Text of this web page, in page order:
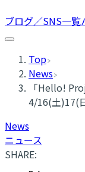
ブログ／SNS一覧
Top
News
「Hello!
4/16(土)17(
News
ニュース
SHARE: